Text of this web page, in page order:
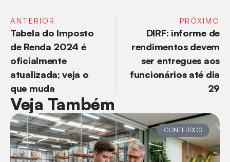
ANTERIOR
Tabela do Imposto
de Renda 2024 é
oficialmente
atualizada; veja o
que muda
PRÓXIMO
DIRF: informe de
rendimentos devem
ser entregues aos
funcionários até dia
29
Veja Também
CONTEÚDOS